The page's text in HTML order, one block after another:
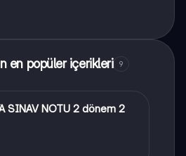
en popüler içerikleri 9
SINAV NOTU 2 dönem 2